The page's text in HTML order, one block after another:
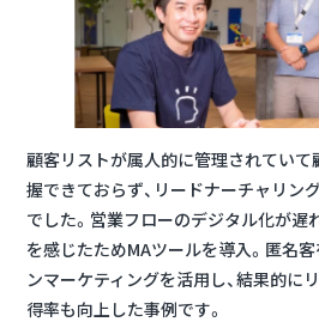
顧客リストが属人的に管理されてい
握できておらず、リードナーチャリン
でした。営業フローのデジタル化が遅
を感じたためMAツールを導入。匿名
ンマーケティングを活用し、結果的に
得率も向上した事例です。